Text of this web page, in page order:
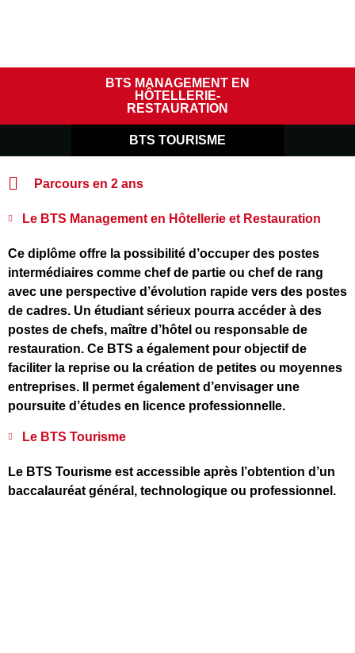
BTS MANAGEMENT EN
HÔTELLERIE-
RESTAURATION
BTS TOURISME
Parcours en 2 ans
Le BTS Management en Hôtellerie et Restauration
Ce diplôme offre la possibilité d’occuper des postes
intermédiaires comme chef de partie ou chef de rang
avec une perspective d’évolution rapide vers des postes
de cadres. Un étudiant sérieux pourra accéder à des
postes de chefs, maître d’hôtel ou responsable de
restauration. Ce BTS a également pour objectif de
faciliter la reprise ou la création de petites ou moyennes
entreprises. Il permet également d’envisager une
poursuite d’études en licence professionnelle.
Le BTS Tourisme
Le BTS Tourisme est accessible après l’obtention d’un
baccalauréat général, technologique ou professionnel.